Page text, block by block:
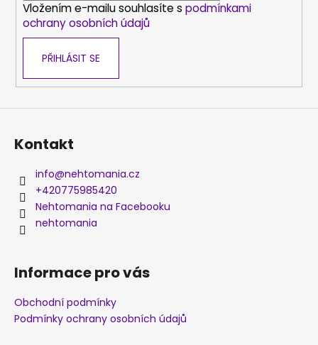
Vložením e-mailu souhlasíte s podmínkami
ochrany osobních údajů
PŘIHLÁSIT SE
Kontakt
info@nehtomania.cz
+420775985420
Nehtomania na Facebooku
nehtomania
Informace pro vás
Obchodní podmínky
Podmínky ochrany osobních údajů